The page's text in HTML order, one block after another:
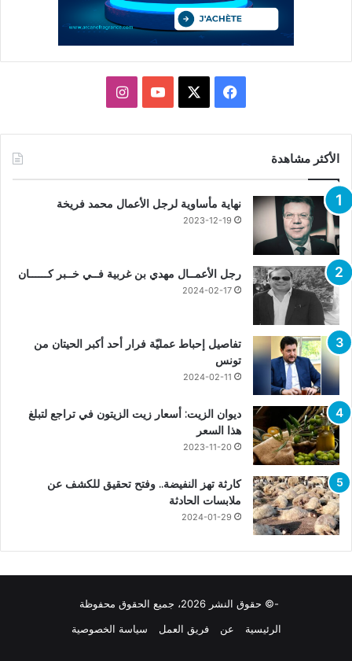
فيسبوك يوتيوبانستقرام
الأكثر مشاهدة
نهاية مأساوية لرجل الأعمال محمد فريخة
2023-12-19
رجل الأعمــال مهدي بن غربية فــي خــبر كــــــان
2024-02-17
تفاصيل إحباط عمليّة فرار أحد أكبر الحيتان من
تونس
2024-02-11
ديوان الزيت: أسعار زيت الزيتون في تراجع لتبلغ
هذا السعر
2023-11-20
كارثة تهز النفيضة.. وفتح تحقيق للكشف عن
ملابسات الحادثة
2024-01-29
-© حقوق النشر 2026، جميع الحقوق محفوظة
الرئيسية
عن فريق العمل سياسة الخصوصية